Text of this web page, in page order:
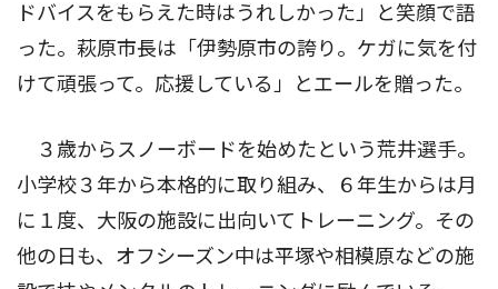
ドバイスをもらえた時はうれしかった」と笑顔で語
った。萩原市長は「伊勢原市の誇り。ケガに気を付
けて頑張って。応援している」とエールを贈った。
３歳からスノーボードを始めたという荒井選手。
小学校３年から本格的に取り組み、６年生からは月
に１度、大阪の施設に出向いてトレーニング。その
他の日も、オフシーズン中は平塚や相模原などの施